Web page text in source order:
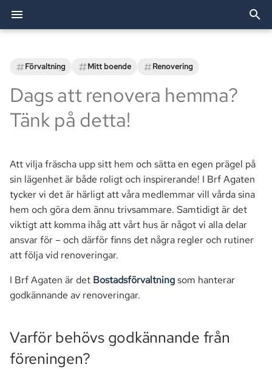
t
l
i
s
e
r
a
r
ö
k
Kategorier
Ekonomi
Fastighet
Information
från föreningen?
Vilka typer av renoveringar
Hur går ansökan till?
Vad händer om man
renoverar utan tillstånd?
Tider
Avslutningsvis
Blankett
Passersystemet
Postboxar
Historia
Grillplatser
Övernattningslägenhet
Elavtal
TV och bredband
Förvaltning Mitt boende Renovering
Dags att renovera hemma?
Tänk på detta!
Att vilja fräscha upp sitt hem och sätta en egen prägel på
sin lägenhet är både roligt och inspirerande! I Brf Agaten
tycker vi det är härligt att våra medlemmar vill vårda sina
hem och göra dem ännu trivsammare. Samtidigt är det
viktigt att komma ihåg att vårt hus är något vi alla delar
ansvar för – och därför finns det några regler och rutiner
att följa vid renoveringar.
I Brf Agaten är det Bostadsförvaltningsom hanterar
godkännande av renoveringar.
Varför behövs godkännande från
föreningen?